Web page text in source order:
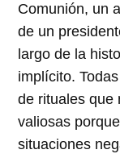
Comunión, un
de un
largo de la
implícito.
de rituales que
valiosas
situaciones